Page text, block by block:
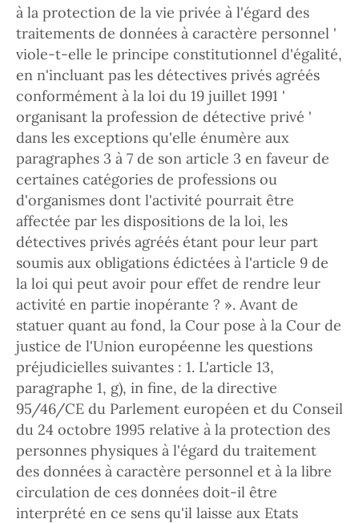
à la protection de la vie privée à l'égard des
traitements de données à caractère personnel '
viole-t-elle le principe constitutionnel d'égalité,
en n'incluant pas les détectives privés agréés
conformément à la loi du 19 juillet 1991 '
organisant la profession de détective privé '
dans les exceptions qu'elle énumère aux
paragraphes 3 à 7 de son article 3 en faveur de
certaines catégories de professions ou
d'organismes dont l'activité pourrait être
affectée par les dispositions de la loi, les
détectives privés agréés étant pour leur part
soumis aux obligations édictées à l'article 9 de
la loi qui peut avoir pour effet de rendre leur
activité en partie inopérante ? ». Avant de
statuer quant au fond, la Cour pose à la Cour de
justice de l'Union européenne les questions
préjudicielles suivantes : 1. L'article 13,
paragraphe 1, g), in fine, de la directive
95/46/CE du Parlement européen et du Conseil
du 24 octobre 1995 relative à la protection des
personnes physiques à l'égard du traitement
des données à caractère personnel et à la libre
circulation de ces données doit-il être
interprété en ce sens qu'il laisse aux Etats